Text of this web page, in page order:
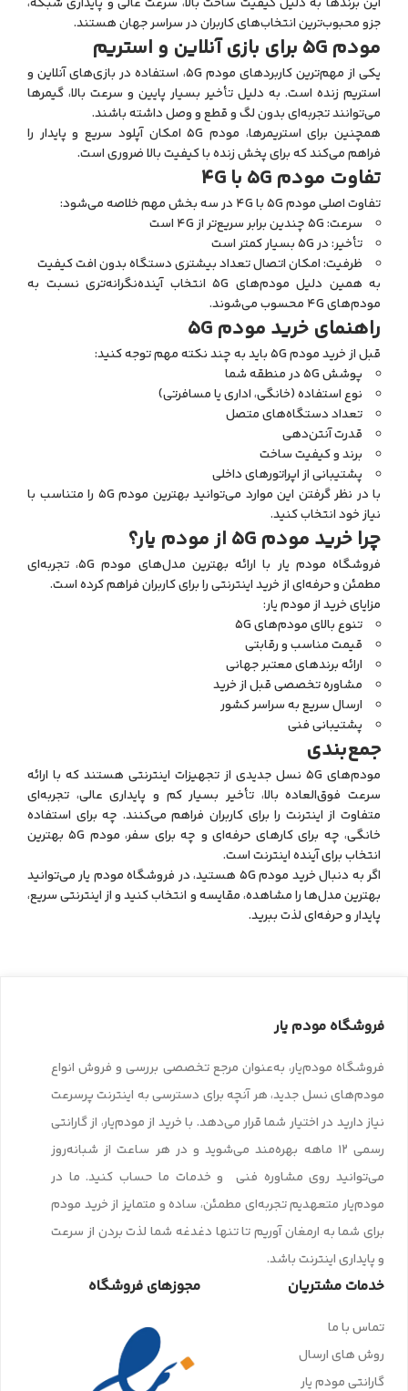
جزو محبوب‌ترین انتخاب‌های کاربران در سراسر جهان هستند.
مودم 5G برای بازی آنلاین و استریم
یکی از مهم‌ترین کاربردهای مودم 5G، استفاده در بازی‌های آنلاین و
استریم زنده است. به دلیل تأخیر بسیار پایین و سرعت بالا، گیمرها
می‌توانند تجربه‌ای بدون لگ و قطع و وصل داشته باشند.
همچنین برای استریمرها، مودم 5G امکان آپلود سریع و پایدار را
فراهم می‌کند که برای پخش زنده با کیفیت بالا ضروری است.
تفاوت مودم 5G با 4G
تفاوت اصلی مودم 5G با 4G در سه بخش مهم خلاصه می‌شود:
سرعت: 5G چندین برابر سریع‌تر از 4G است
تأخیر: در 5G بسیار کمتر است
ظرفیت: امکان اتصال تعداد بیشتری دستگاه بدون افت کیفیت
به همین دلیل مودم‌های 5G انتخاب آینده‌نگرانه‌تری نسبت به
مودم‌های 4G محسوب می‌شوند.
راهنمای خرید مودم 5G
قبل از خرید مودم 5G باید به چند نکته مهم توجه کنید:
پوشش 5G در منطقه شما
نوع استفاده (خانگی، اداری یا مسافرتی)
تعداد دستگاه‌های متصل
قدرت آنتن‌دهی
برند و کیفیت ساخت
پشتیبانی از اپراتورهای داخلی
با در نظر گرفتن این موارد می‌توانید بهترین مودم 5G را متناسب با
نیاز خود انتخاب کنید.
چرا خرید مودم 5G از مودم یار؟
فروشگاه مودم یار با ارائه بهترین مدل‌های مودم 5G، تجربه‌ای
مطمئن و حرفه‌ای از خرید اینترنتی را برای کاربران فراهم کرده است.
مزایای خرید از مودم یار:
تنوع بالای مودم‌های 5G
قیمت مناسب و رقابتی
ارائه برندهای معتبر جهانی
مشاوره تخصصی قبل از خرید
ارسال سریع به سراسر کشور
پشتیبانی فنی
جمع‌بندی
مودم‌های 5G نسل جدیدی از تجهیزات اینترنتی هستند که با ارائه
سرعت فوق‌العاده بالا، تأخیر بسیار کم و پایداری عالی، تجربه‌ای
متفاوت از اینترنت را برای کاربران فراهم می‌کنند. چه برای استفاده
خانگی، چه برای کارهای حرفه‌ای و چه برای سفر، مودم 5G بهترین
انتخاب برای آینده اینترنت است.
اگر به دنبال خرید مودم 5G هستید، در فروشگاه مودم یار می‌توانید
بهترین مدل‌ها را مشاهده، مقایسه و انتخاب کنید و از اینترنتی سریع،
پایدار و حرفه‌ای لذت ببرید.
فروشگاه مودم یار
فروشگاه مودم‌یار، به‌عنوان مرجع تخصصی بررسی و فروش انواع
مودم‌های نسل جدید، هر آنچه برای دسترسی به اینترنت پرسرعت
نیاز دارید در اختیار شما قرار می‌دهد. با خرید از مودم‌یار، از گارانتی
رسمی ۱۲ ماهه بهره‌مند می‌شوید و در هر ساعت از شبانه‌روز
می‌توانید روی مشاوره فنی و خدمات ما حساب کنید. ما در
مودم‌یار متعهدیم تجربه‌ای مطمئن، ساده و متمایز از خرید مودم
برای شما به ارمغان آوریم تا تنها دغدغه شما لذت بردن از سرعت
و پایداری اینترنت باشد.
خدمات مشتریان
تماس با ما
روش های ارسال
گارانتی مودم یار
مجوزهای فروشگاه